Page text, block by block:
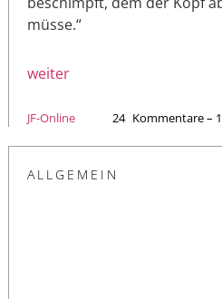
müsse.“
weiter
JF-Online 24 Kommentare –
ALLGEMEIN